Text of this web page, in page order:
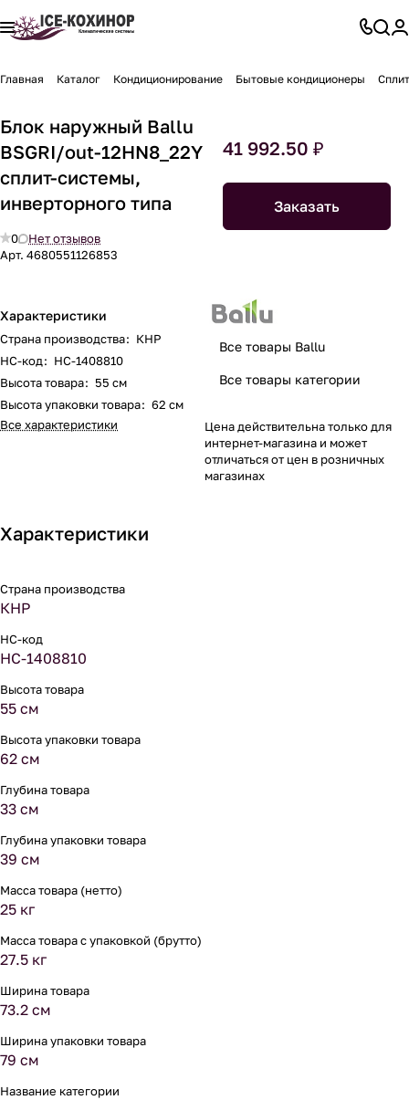
Главная Каталог Кондиционирование Бытовые кондиционеры
Блок наружный Ballu
BSGRI/out-12HN8_22Y
сплит-системы,
инверторного типа
0
Нет отзывов
Арт. 4680551126853
Характеристики
Страна производства: КНР
НС-код: НС-1408810
Высота товара: 55 см
Высота упаковки товара: 62 см
Все характеристики
41 992.50 ₽
Заказать
Все товары Ballu
Все товары категории
Цена действительна только для
интернет-магазина и может
отличаться от цен в розничных
магазинах
Характеристики
Страна производства
КНР
НС-код
НС-1408810
Высота товара
55 см
Высота упаковки товара
62 см
Глубина товара
33 см
Глубина упаковки товара
39 см
Масса товара (нетто)
25 кг
Масса товара с упаковкой (брутто)
27.5 кг
Ширина товара
73.2 см
Ширина упаковки товара
79 см
Название категории